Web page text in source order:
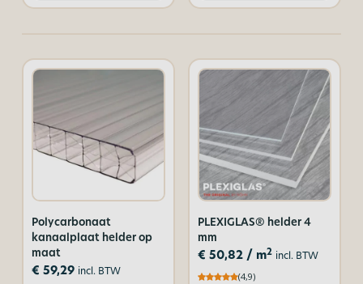
Polycarbonaat
kanaalplaat helder op
maat
€ 59,29 incl. BTW
PLEXIGLAS® helder 4
mm
€ 50,82/ m2 incl. BTW
(4,9)